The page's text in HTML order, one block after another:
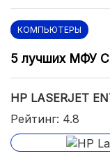
КОМПЬЮТЕРЫ
5 лучших МФУ
HP LASERJET
Рейтинг: 4.8